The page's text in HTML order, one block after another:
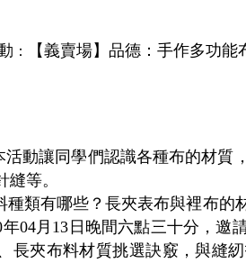
： 【義賣場】品德：手作多功能
活動讓同學們認識各種布的材質
等。
種類有哪些？長夾表布與裡布
年04月13日晚間六點三十分，
長夾布料材質挑選訣竅，與縫